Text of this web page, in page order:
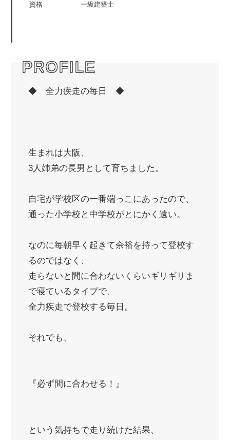
資格 一級建築士
PROFILE
◆ 全力疾走の毎日 ◆
生まれは大阪、
3人姉弟の長男として育ちました。
自宅が学校区の一番端っこにあったので、
通った小学校と中学校がとにかく遠い。
なのに毎朝早く起きて余裕を持って登校す
るのではなく、
走らないと間に合わないくらいギリギリま
で寝ているタイプで、
全力疾走で登校する毎日。
それでも、
『必ず間に合わせる！』
という気持ちで走り続けた結果、